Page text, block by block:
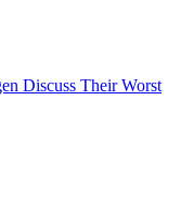
Discuss Their Worst